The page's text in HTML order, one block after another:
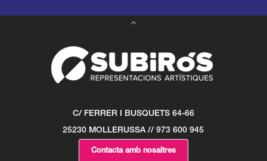
C/ FERRER I BUSQUETS 64-66
25230 MOLLERUSSA // 973 600 945
Contacta amb nosaltres